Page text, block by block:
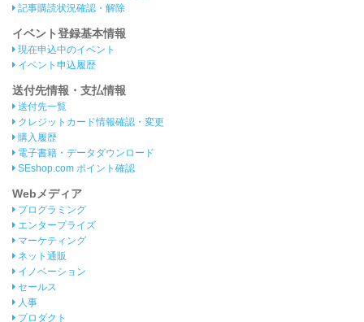
記事購読状況確認・解除
イベント登録基本情報
現在申込中のイベント
イベント申込履歴
送付先情報・支払情報
送付先一覧
クレジットカード情報確認・変更
購入履歴
電子書籍・データダウンロード
SEshop.com ポイント確認
Webメディア
プログラミング
エンタープライズ
マーケティング
ネット通販
イノベーション
セールス
人事
プロダクト